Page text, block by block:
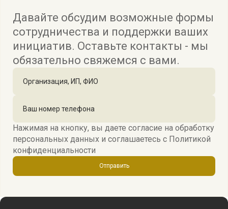
Давайте обсудим возможные формы
сотрудничества и поддержки ваших
инициатив. Оставьте контакты - мы
обязательно свяжемся с вами.
Нажимая на кнопку, вы даете согласие на обработку
персональных данных и соглашаетесь c Политикой
конфиденциальности
Отправить